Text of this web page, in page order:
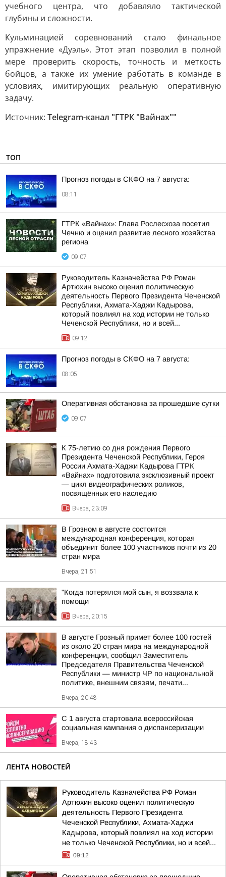
учебного центра, что добавляло тактической
глубины и сложности.
Кульминацией соревнований стало финальное
упражнение «Дуэль». Этот этап позволил в полной
мере проверить скорость, точность и меткость
бойцов, а также их умение работать в команде в
условиях, имитирующих реальную оперативную
задачу.
Источник: Telegram-канал "ГТРК "Вайнах""
ТОП
Прогноз погоды в СКФО на 7 августа:
08:11
ГТРК «Вайнах»: Глава Рослесхоза посетил
Чечню и оценил развитие лесного хозяйства
региона
09:07
Руководитель Казначейства РФ Роман
Артюхин высоко оценил политическую
деятельность Первого Президента Чеченской
Республики, Ахмата-Хаджи Кадырова,
который повлиял на ход истории не только
Чеченской Республики, но и всей...
09:12
Прогноз погоды в СКФО на 7 августа:
08:05
Оперативная обстановка за прошедшие сутки
09:07
К 75-летию со дня рождения Первого
Президента Чеченской Республики, Героя
России Ахмата-Хаджи Кадырова ГТРК
«Вайнах» подготовила эксклюзивный проект
— цикл видеографических роликов,
посвящённых его наследию
Вчера, 23:09
В Грозном в августе состоится
международная конференция, которая
объединит более 100 участников почти из 20
стран мира
Вчера, 21:51
"Когда потерялся мой сын, я воззвала к
помощи
Вчера, 20:15
В августе Грозный примет более 100 гостей
из около 20 стран мира на международной
конференции, сообщил Заместитель
Председателя Правительства Чеченской
Республики — министр ЧР по национальной
политике, внешним связям, печати...
Вчера, 20:48
С 1 августа стартовала всероссийская
социальная кампания о диспансеризации
Вчера, 18:43
ЛЕНТА НОВОСТЕЙ
Руководитель Казначейства РФ Роман
Артюхин высоко оценил политическую
деятельность Первого Президента
Чеченской Республики, Ахмата-Хаджи
Кадырова, который повлиял на ход истории
не только Чеченской Республики, но и всей...
09:12